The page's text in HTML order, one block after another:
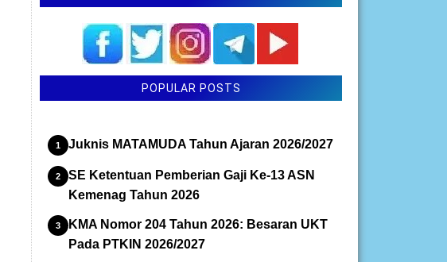
POPULAR POSTS
Juknis MATAMUDA Tahun Ajaran 2026/2027
SE Ketentuan Pemberian Gaji Ke-13 ASN
Kemenag Tahun 2026
KMA Nomor 204 Tahun 2026: Besaran UKT
Pada PTKIN 2026/2027